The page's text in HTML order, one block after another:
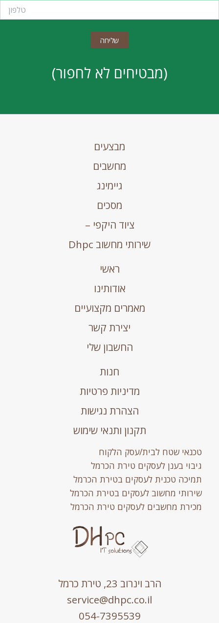
(מבטיחים לא לחפור)
מבצעים
מחשבים
גיימינג
מסכים
ציוד היקפי –
שירותי מחשוב Dhpc
ראשי
אודותינו
מאמרים מקצועיים
יצירת קשר
החשבון שלי
חנות
מדיניות פרטיות
הצהרת נגישות
תקנון ותנאי שימוש
טכנאי שטח לבית/עסק הלקוח
גיבוי בענן לעסקים טירת הכרמל
תמיכה טכנית לעסקים בטירת הכרמל
שירותי מחשוב לעסקים בטירת הכרמל
מכירת מחשבים לעסקים טירת הכרמל
הרב וינרוב 23, טירת כרמל
service@dhpc.co.il
054-7395539